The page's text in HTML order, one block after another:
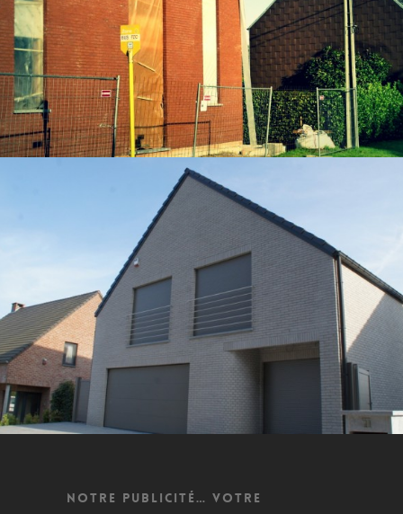
NOTRE PUBLICITÉ… VOTRE